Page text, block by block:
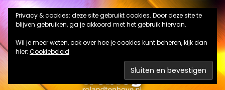
Ga
naar
de
inhoud
Privacy & cookies: deze site gebruikt cookies. Door deze site te
blijven gebruiken, ga je akkoord met het gebruik hiervan.
Wil je meer weten, ook over hoe je cookies kunt beheren, kijk dan
hier: Cookiebeleid